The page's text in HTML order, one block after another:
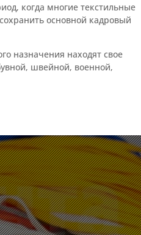
когда многие текстильные
основной кадровый
назначения находят свое
швейной, военной,